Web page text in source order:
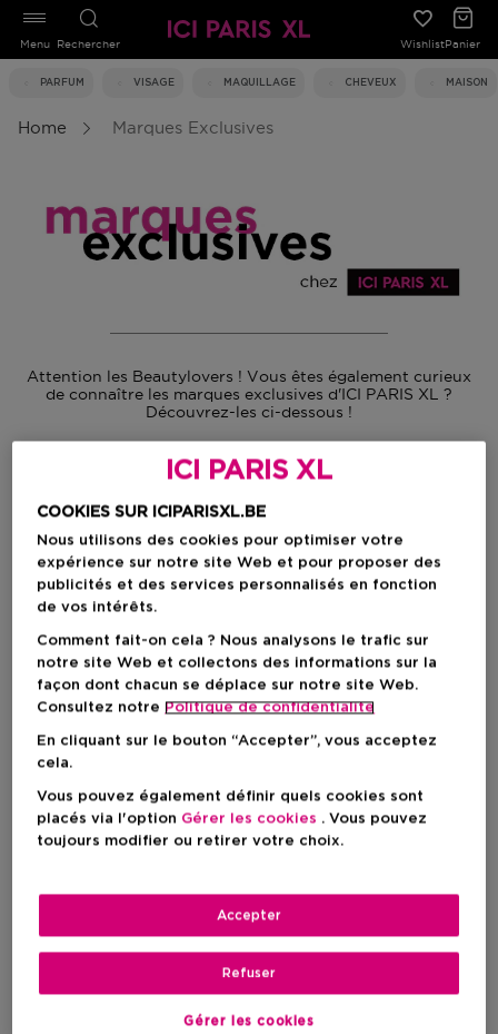
Rechercher WishlistPanier
PARFUM VISAGE MAQUILLAGE CHEVEUX MAISON
Menu
Home Marques Exclusives
Attention les Beautylovers ! Vous êtes également curieux
de connaître les marques exclusives d'ICI PARIS XL ?
Découvrez-les ci-dessous !
ICI PARIS XL
COOKIES SUR ICIPARISXL.BE
Nous utilisons des cookies pour optimiser votre
expérience sur notre site Web et pour proposer des
publicités et des services personnalisés en fonction
de vos intérêts.
Comment fait-on cela ? Nous analysons le trafic sur
notre site Web et collectons des informations sur la
façon dont chacun se déplace sur notre site Web.
Consultez notre Politique de confidentialite
En cliquant sur le bouton “Accepter”, vous acceptez
cela.
Vous pouvez également définir quels cookies sont
placés via l'option Gérer les cookies . Vous pouvez
toujours modifier ou retirer votre choix.
Gérer les cookies
Refuser
Accepter